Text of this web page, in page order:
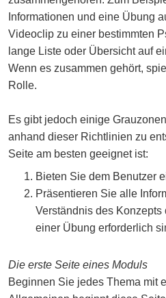
Informationen und eine Übung
Videoclip zu einer bestimmten
lange Liste oder Übersicht auf
Wenn es zusammen gehört,
Rolle.
Es gibt jedoch einige
anhand dieser Richtlinien zu
Seite am besten geeignet ist:
Bieten Sie dem Benutzer
Präsentieren Sie alle
Verständnis des Konzepts
einer Übung erforderlich
Die erste Seite eines Moduls
Beginnen Sie jedes Thema mit